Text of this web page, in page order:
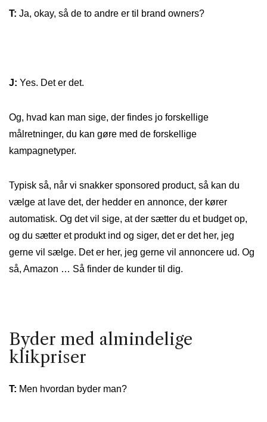
T: Ja, okay, så de to andre er til brand owners?
J: Yes. Det er det.
Og, hvad kan man sige, der findes jo forskellige
målretninger, du kan gøre med de forskellige
kampagnetyper.
Typisk så, når vi snakker sponsored product, så kan du
vælge at lave det, der hedder en annonce, der kører
automatisk. Og det vil sige, at der sætter du et budget op,
og du sætter et produkt ind og siger, det er det her, jeg
gerne vil sælge. Det er her, jeg gerne vil annoncere ud. Og
så, Amazon … Så finder de kunder til dig.
Byder med almindelige
klikpriser
T: Men hvordan byder man?